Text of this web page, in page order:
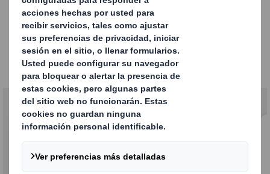
Nuestros productos
Especialistas en embalajes para transporte
y tránsito de un solo uso y/o retornable